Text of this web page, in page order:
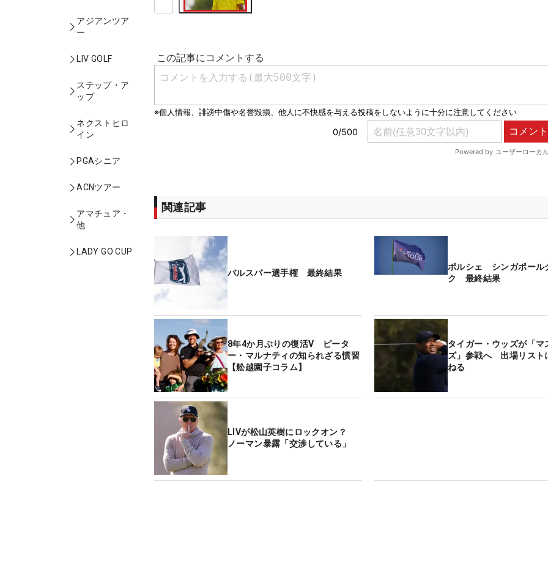
アジアンツア
ー
LIV GOLF
ステップ・ア
ップ
ネクストヒロ
イン
PGAシニア
ACNツアー
アマチュア・
他
LADY GO CUP
関連記事
バルスパー選手権 最終結果
ポルシェ シンガポール
ク 最終結果
8年4か月ぶりの復活V ピータ
ー・マルナティの知られざる慣習
【舩越園子コラム】
タイガー・ウッズが「マ
ズ」参戦へ 出場リスト
ねる
LIVが松山英樹にロックオン？
ノーマン暴露「交渉している」